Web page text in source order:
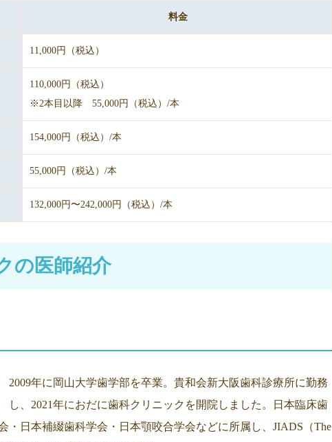
料金
11,000円（税込）
110,000円（税込）
※2本目以降 55,000円（税込）/本
154,000円（税込）/本
55,000円（税込）/本
132,000円〜242,000円（税込）/本
の医師紹介
2009年に岡山大学歯学部を卒業。貴和会新大阪歯科診療所に勤務
し、2021年におだに歯科クリニックを開院しました。日本臨床歯
・日本補綴歯科学会・日本顎咬合学会などに所属し、JIADS（The